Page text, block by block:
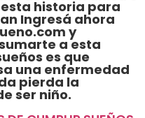
historia para
Ingresá ahora
y
a esta
es que
una enfermedad
pierda la
ser niño.